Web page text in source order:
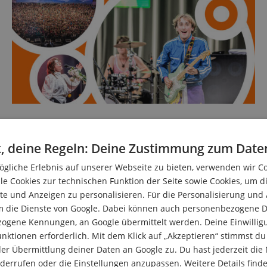
Festival 2025 plus 2.000-Euro-
Gutschein von Kirstein zu gewinnen!
31. März 2025
Einmal im Leben die kolossale Chance bekommen, beim
stets völlig ausverkauften Heimatsound-Festival im
Oberammergauer Passionstheater den zündenden
Eröffnungsgig zu liefern? Zusätzlich zu diesem
unbezahlbaren Fame auch noch einen guten Batzen Geld
für die Anschaffung von Bandequipment erhalten? – Nicht
träumen, sondern handeln! Bewerbt Euch jetzt und noch bis
zum 28. April 2025 beim BR Pop […]
deine Regeln: Deine Zustimmung zum
Erlebnis auf unserer Webseite zu bieten, verwenden wir
Cookies zur technischen Funktion der Seite sowie Cookies, um
und Anzeigen zu personalisieren. Für die Personalisierung und
Dienste von Google. Dabei können auch personenbezogene
Kennungen, an Google übermittelt werden. Deine
erforderlich. Mit dem Klick auf „Akzeptieren“ stimmst
Übermittlung deiner Daten an Google zu. Du hast jederzeit die
oder die Einstellungen anzupassen. Weitere Details